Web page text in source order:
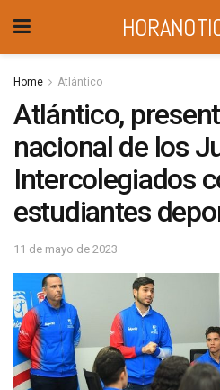
Home Atlántico
Atlántico,
nacional de los
Intercolegiados
estudiantes
11 de mayo de 2023